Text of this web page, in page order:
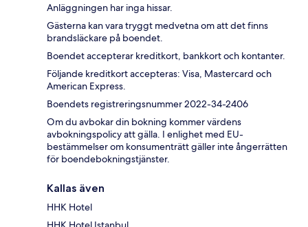
Anläggningen har inga hissar.
Gästerna kan vara tryggt medvetna om att det finns
brandsläckare på boendet.
Boendet accepterar kreditkort, bankkort och kontanter.
Följande kreditkort accepteras: Visa, Mastercard och
American Express.
Boendets registreringsnummer 2022-34-2406
Om du avbokar din bokning kommer värdens
avbokningspolicy att gälla. I enlighet med EU-
bestämmelser om konsumenträtt gäller inte ångerrätten
för boendebokningstjänster.
Kallas även
HHK Hotel